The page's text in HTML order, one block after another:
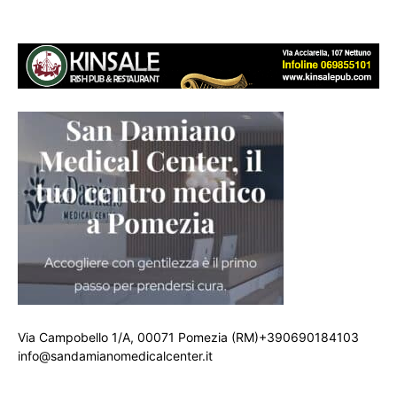
Via Campobello 1/A, 00071 Pomezia (RM)+390690184103
info@sandamianomedicalcenter.it